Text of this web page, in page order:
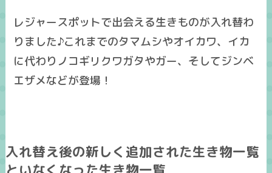
レジャースポットで出会える生きものが入れ替わ
りました♪これまでのタマムシやオイカワ、イカ
に代わりノコギリクワガタやガー、そしてジンベ
エザメなどが登場！
入れ替え後の新しく追加された生き物一覧